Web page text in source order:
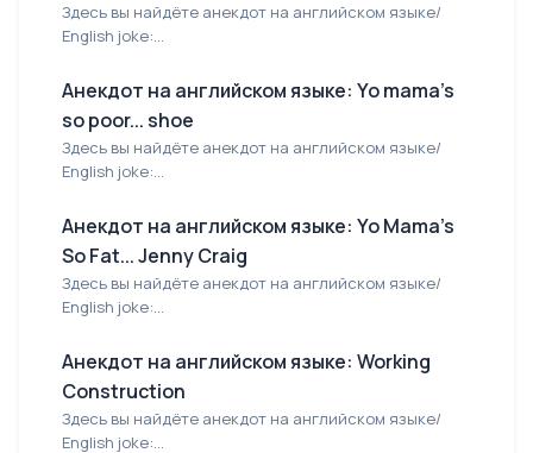
Здесь вы найдёте анекдот на английском языке/
English joke:...
Анекдот на английском языке: Yo mama's
so poor... shoe
Здесь вы найдёте анекдот на английском языке/
English joke:...
Анекдот на английском языке: Yo Mama's
So Fat... Jenny Craig
Здесь вы найдёте анекдот на английском языке/
English joke:...
Анекдот на английском языке: Working
Construction
Здесь вы найдёте анекдот на английском языке/
English joke:...